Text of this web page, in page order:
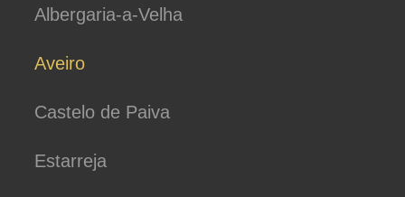
Albergaria-a-Velha
Aveiro
Castelo de Paiva
Estarreja